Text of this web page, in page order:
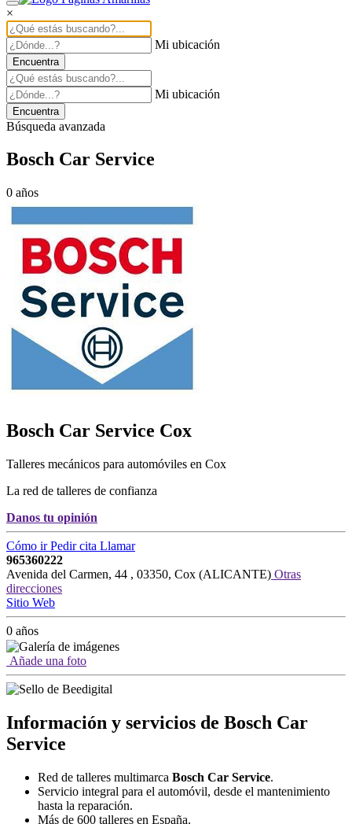
×
Mi ubicación
Encuentra
Mi ubicación
Encuentra
Búsqueda avanzada
Bosch Car Service
0 años
Bosch Car Service Cox
Talleres mecánicos para automóviles en Cox
La red de talleres de confianza
Danos tu opinión
Cómo irPedir cita Llamar
965360222
Avenida del Carmen, 44 , 03350, Cox (ALICANTE) Otras
direcciones
Sitio Web
0 años
Añade una foto
Información y servicios de Bosch Car
Service
Red de talleres multimarca Bosch Car Service.
Servicio integral para el automóvil, desde el mantenimiento
hasta la reparación.
Más de 600 talleres en España.